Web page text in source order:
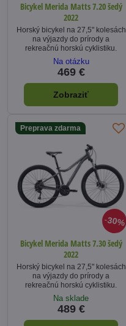
Bicykel Merida Matts 7.20 šedý
2022
Horský bicykel na 27,5" kolesách
na výjazdy do prírody a
rekreačnú horskú cyklistiku.
Na otázku
469 €
Zobraziť
30%
Preprava zdarma
Bicykel Merida Matts 7.30 šedý
2022
Horský bicykel na 27,5" kolesách
na výjazdy do prírody a
rekreačnú horskú cyklistiku.
Na sklade
489 €